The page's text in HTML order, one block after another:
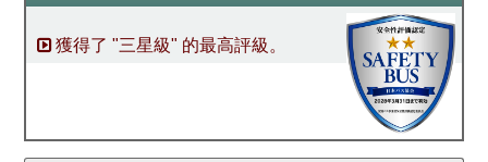
獲得了 "三星級" 的最高評級。